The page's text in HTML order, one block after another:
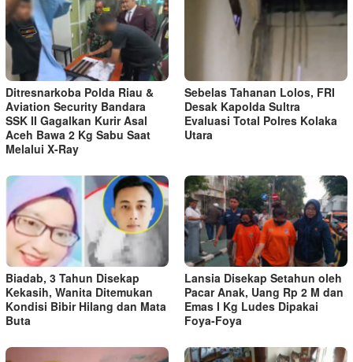
Ditresnarkoba Polda Riau &
Aviation Security Bandara
SSK II Gagalkan Kurir Asal
Aceh Bawa 2 Kg Sabu Saat
Melalui X-Ray
Sebelas Tahanan Lolos, FRI
Desak Kapolda Sultra
Evaluasi Total Polres Kolaka
Utara
Biadab, 3 Tahun Disekap
Kekasih, Wanita Ditemukan
Kondisi Bibir Hilang dan Mata
Buta
Lansia Disekap Setahun oleh
Pacar Anak, Uang Rp 2 M dan
Emas I Kg Ludes Dipakai
Foya-Foya